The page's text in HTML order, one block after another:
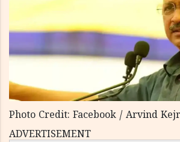
Photo Credit: Facebook / Arvind
ADVERTISEMENT